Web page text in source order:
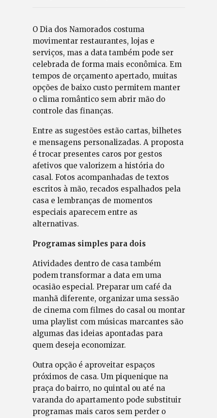
O Dia dos Namorados costuma
movimentar restaurantes, lojas e
serviços, mas a data também pode ser
celebrada de forma mais econômica. Em
tempos de orçamento apertado, muitas
opções de baixo custo permitem manter
o clima romântico sem abrir mão do
controle das finanças.
Entre as sugestões estão cartas, bilhetes
e mensagens personalizadas. A proposta
é trocar presentes caros por gestos
afetivos que valorizem a história do
casal. Fotos acompanhadas de textos
escritos à mão, recados espalhados pela
casa e lembranças de momentos
especiais aparecem entre as
alternativas.
Programas simples para dois
Atividades dentro de casa também
podem transformar a data em uma
ocasião especial. Preparar um café da
manhã diferente, organizar uma sessão
de cinema com filmes do casal ou montar
uma playlist com músicas marcantes são
algumas das ideias apontadas para
quem deseja economizar.
Outra opção é aproveitar espaços
próximos de casa. Um piquenique na
praça do bairro, no quintal ou até na
varanda do apartamento pode substituir
programas mais caros sem perder o